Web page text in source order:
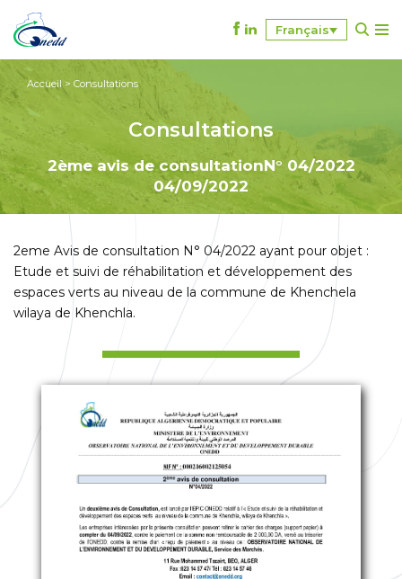
A
l
e
r
a
u
o
t
e
n
u
Français
Accueil > Consultations
Consultations
2ème avis de consultationN° 04/2022
04/09/2022
2eme Avis de consultation N° 04/2022 ayant pour objet :
Etude et suivi de réhabilitation et développement des
espaces verts au niveau de la commune de Khenchela
wilaya de Khenchla.